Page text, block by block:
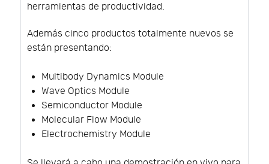
herramientas de productividad.
Además cinco productos totalmente nuevos se
están presentando:
Multibody Dynamics Module
Wave Optics Module
Semiconductor Module
Molecular Flow Module
Electrochemistry Module